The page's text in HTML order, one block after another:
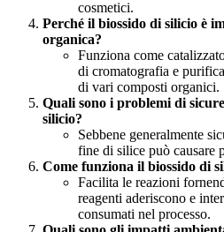
cosmetici.
Perché il biossido di silicio è
organica?
Funziona come
di cromatografia e
di vari composti organici.
Quali sono i problemi di
silicio?
Sebbene generalmente
fine di silice può causare
Come funziona il biossido di
Facilita le reazioni
reagenti aderiscono e
consumati nel processo.